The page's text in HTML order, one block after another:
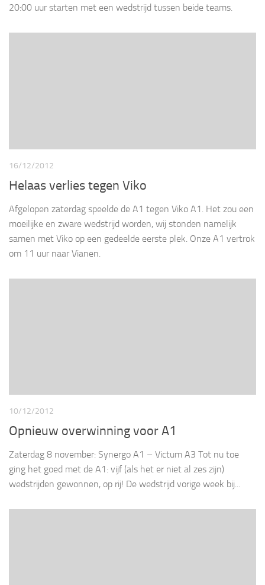
20:00 uur starten met een wedstrijd tussen beide teams.
16/12/2012
Helaas verlies tegen Viko
Afgelopen zaterdag speelde de A1 tegen Viko A1. Het zou een
moeilijke en zware wedstrijd worden, wij stonden namelijk
samen met Viko op een gedeelde eerste plek. Onze A1 vertrok
om 11 uur naar Vianen.
10/12/2012
Opnieuw overwinning voor A1
Zaterdag 8 november: Synergo A1 – Victum A3 Tot nu toe
ging het goed met de A1: vijf (als het er niet al zes zijn)
wedstrijden gewonnen, op rij! De wedstrijd vorige week bij...